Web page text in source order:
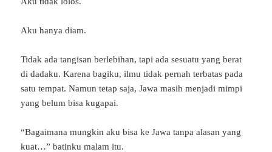
Aku hanya diam.
Tidak ada tangisan berlebihan, tapi ada sesuatu yang berat
di dadaku. Karena bagiku, ilmu tidak pernah terbatas pada
satu tempat. Namun tetap saja, Jawa masih menjadi mimpi
yang belum bisa kugapai.
“Bagaimana mungkin aku bisa ke Jawa tanpa alasan yang
kuat…” batinku malam itu.